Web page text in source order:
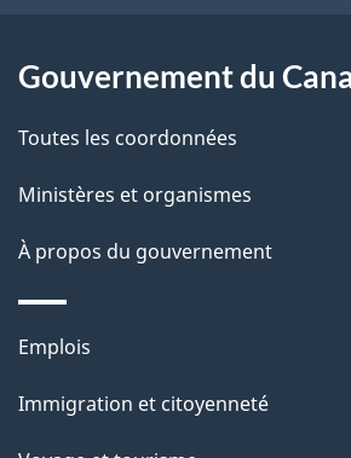
a
g
e
a
c
i
o
s
u
r
Gouvernement du
Toutes les coordonnées
Ministères et organismes
À propos du gouvernement
Thèmes
sujets
Emplois
Immigration et citoyenneté